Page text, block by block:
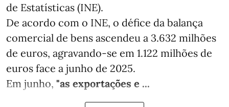
de Estatísticas (INE).
De acordo com o INE, o défice da balança
comercial de bens ascendeu a 3.632 milhões
de euros, agravando-se em 1.122 milhões de
euros face a junho de 2025.
Em junho, "as exportações e ...